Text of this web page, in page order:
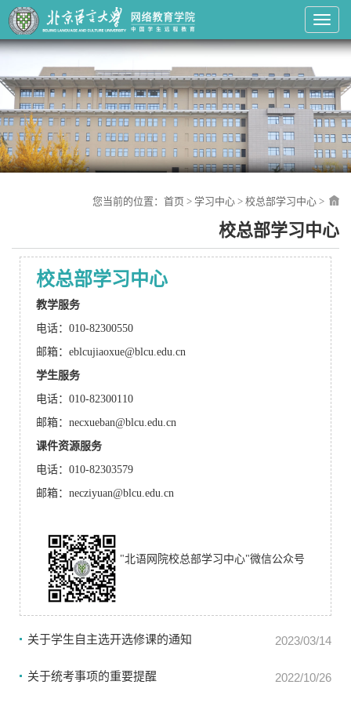
Toggle
您当前的位置： 首页 > 学习中心 > 校总部学习中心 >
校总部学习中心
校总部学习中心
教学服务
电话：010-82300550
邮箱：eblcujiaoxue@blcu.edu.cn
学生服务
电话：010-82300110
邮箱：necxueban@blcu.edu.cn
课件资源服务
电话：010-82303579
邮箱：necziyuan@blcu.edu.cn
"北语网院校总部学习中心"微信公众号
关于学生自主选开选修课的通知 2023/03/14
关于统考事项的重要提醒 2022/10/26